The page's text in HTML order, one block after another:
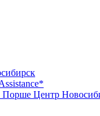
Порше Центр